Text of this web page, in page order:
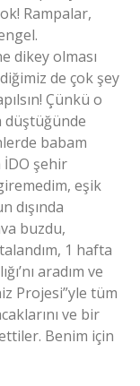
Rampalar,
dikey olması
de çok şey
Çünkü o
düştüğünde
babam
İDO şehir
eşik
dışında
buzdu,
1 hafta
aradım ve
Projesi”yle tüm
ve bir
Benim için